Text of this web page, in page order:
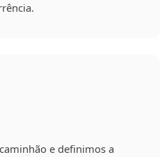
e definimos a